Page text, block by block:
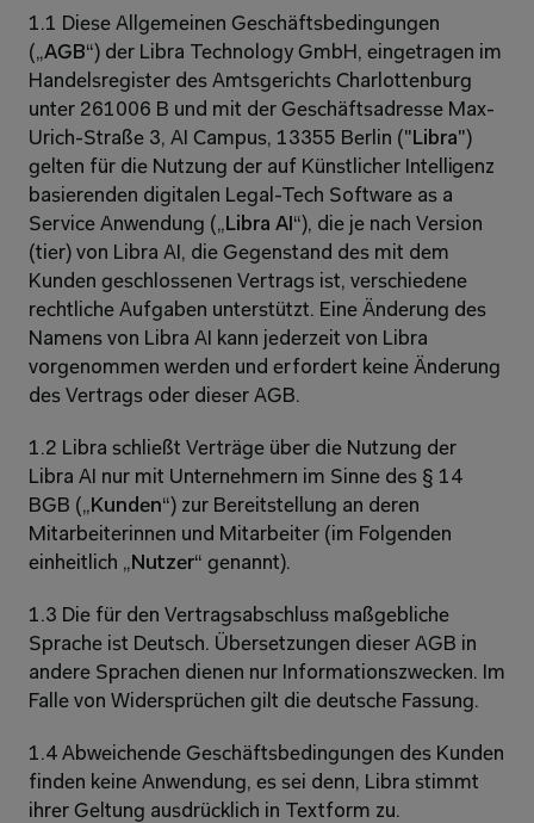
1.1 Diese Allgemeinen Geschäftsbedingungen
(„AGB“) der Libra Technology GmbH, eingetragen im
Handelsregister des Amtsgerichts Charlottenburg
unter 261006 B und mit der Geschäftsadresse Max-
Urich-Straße 3, AI Campus, 13355 Berlin (" Libra")
gelten für die Nutzung der auf Künstlicher Intelligenz
basierenden digitalen Legal-Tech Software as a
Service Anwendung („ Libra AI “), die je nach Version
(tier) von Libra AI, die Gegenstand des mit dem
Kunden geschlossenen Vertrags ist, verschiedene
rechtliche Aufgaben unterstützt. Eine Änderung des
Namens von Libra AI kann jederzeit von Libra
vorgenommen werden und erfordert keine Änderung
des Vertrags oder dieser AGB.
1.2 Libra schließt Verträge über die Nutzung der
Libra AI nur mit Unternehmern im Sinne des § 14
BGB („ Kunden“) zur Bereitstellung an deren
Mitarbeiterinnen und Mitarbeiter (im Folgenden
einheitlich „ Nutzer“ genannt).
1.3 Die für den Vertragsabschluss maßgebliche
Sprache ist Deutsch. Übersetzungen dieser AGB in
andere Sprachen dienen nur Informationszwecken. Im
Falle von Widersprüchen gilt die deutsche Fassung.
1.4 Abweichende Geschäftsbedingungen des Kunden
finden keine Anwendung, es sei denn, Libra stimmt
ihrer Geltung ausdrücklich in Textform zu.